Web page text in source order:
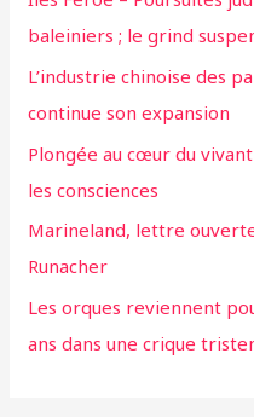
c
h
e
r
:
baleiniers ; le grind
L’industrie chinoise des
continue son expansion
Plongée au cœur du
les consciences
Marineland, lettre
Runacher
Les orques reviennent
ans dans une crique